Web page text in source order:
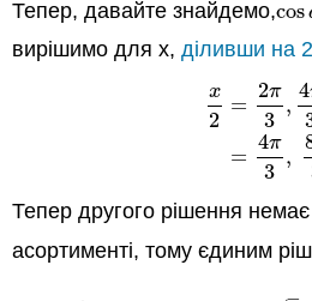
Тепер, давайте знайдемо,cos
cos
вирішимо для х,діливши на 2
x
2
=
2π
3
,
4
=
4π
3
,
x2 3 π
Тепер другого рішення
асортименті, тому єдиним